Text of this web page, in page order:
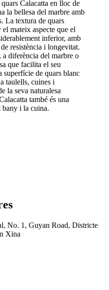
Calacatta en lloc de
la bellesa del marbre amb
La textura de quars
mateix aspecte que el
inferior, amb
resistència i longevitat.
diferència del marbre o
que facilita el seu
superfície de quars blanc
taulells, cuines i
la seva naturalesa
també és una
bany i la cuina.
No. 1, Guyan Road, Districte
Xina